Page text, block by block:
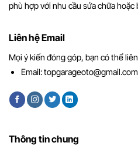
phù hợp với nhu cầu sửa chữa
Thông tin chung
Liên hệ Email
Mọi ý kiến đóng góp, bạn có thể
Email:topgarageoto@gmail.com